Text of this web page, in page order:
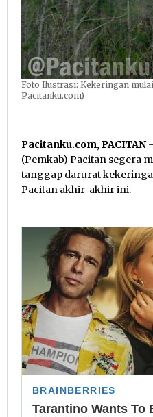
Foto Ilustrasi: Kekeringan
Pacitanku.com)
Pacitanku.com, PACITAN
(Pemkab) Pacitan segera
tanggap darurat
Pacitan akhir-akhir ini.